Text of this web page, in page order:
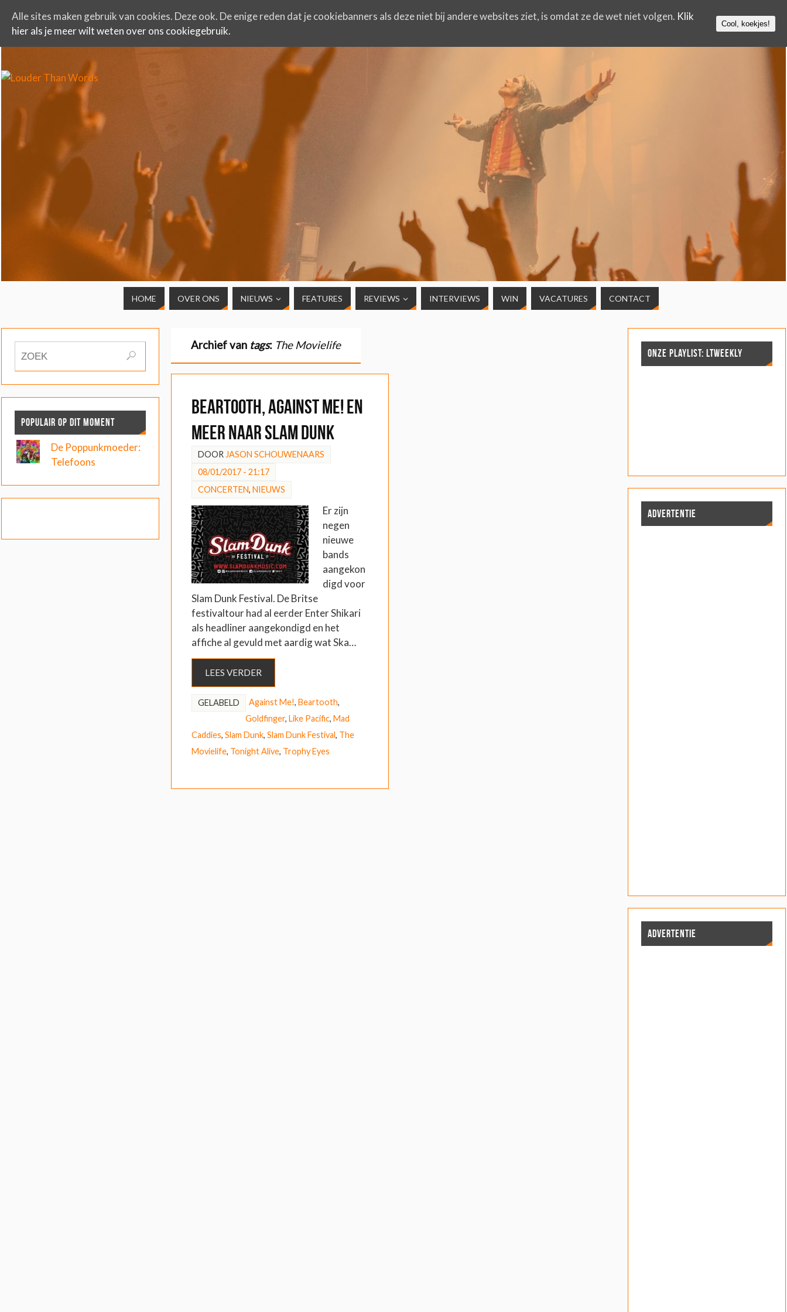
HOME OVER ONS NIEUWS FEATURES REVIEWS INTERVIEWS WIN VACATURES CONTACT
Archief van tags: The Movielife
Beartooth, Against Me! en
meer naar Slam Dunk
DOOR JASON SCHOUWENAARS
08/01/2017 - 21:17
CONCERTEN, NIEUWS
Er zijn
negen
nieuwe
bands
aangekon
digd voor
Slam Dunk Festival. De Britse
festivaltour had al eerder Enter Shikari
als headliner aangekondigd en het
affiche al gevuld met aardig wat Ska…
LEES VERDER
GELABELD Against Me!, Beartooth,
Goldfinger, Like Pacific, Mad
Caddies, Slam Dunk, Slam Dunk Festival, The
Movielife, Tonight Alive, Trophy Eyes
POPULAIR OP DIT MOMENT
De Poppunkmoeder:
Telefoons
ONZE PLAYLIST: LTWEEKLY
ADVERTENTIE
ADVERTENTIE
Alle sites maken gebruik van cookies. Deze ook. De enige reden dat je cookiebanners als deze niet bij andere websites ziet, is omdat ze de wet niet volgen. Klik
hier als je meer wilt weten over ons cookiegebruik.
Cool, koekjes!